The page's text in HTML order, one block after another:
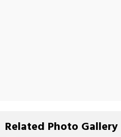
Related Photo Gallery